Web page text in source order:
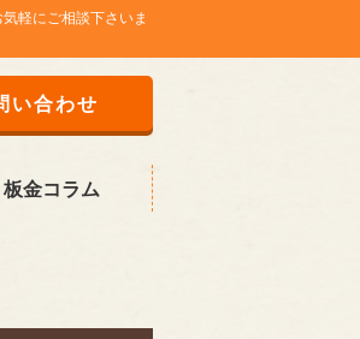
軽にご相談下さいま
い合わせ
板金コラム